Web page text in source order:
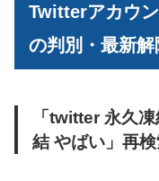
Twitterアカウ
の判別・最新
「twitter 永久
結 やばい」再